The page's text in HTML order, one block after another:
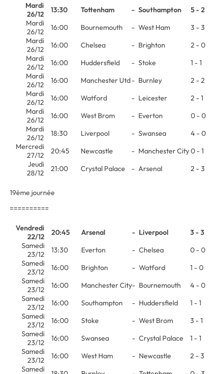
Mardi
26/12
13:30 Tottenham - Southampton
5 - 2
Mardi
26/12
16:00 Bournemouth - West Ham
3 - 3
Mardi
26/12
16:00 Chelsea - Brighton
2 - 0
Mardi
26/12
16:00 Huddersfield - Stoke
1 - 1
Mardi
26/12
16:00 Manchester Utd- Burnley
2 - 2
Mardi
26/12
16:00 Watford - Leicester
2 - 1
Mardi
26/12
16:00 West Brom - Everton
0 - 0
Mardi
26/12
18:30 Liverpool - Swansea
4 - 0
Mercredi
27/12
20:45 Newcastle - Manchester City0 - 1
Jeudi
28/12
21:00 Crystal Palace - Arsenal 2 - 3
19ème journée
==========
Vendredi
22/12
20:45 Arsenal - Liverpool
3 - 3
Samedi
23/12
13:30 Everton - Chelsea
0 - 0
Samedi
23/12
16:00 Brighton - Watford
1 - 0
Samedi
23/12
16:00 Manchester City- Bournemouth
4 - 0
Samedi
23/12
16:00 Southampton - Huddersfield
1 - 1
Samedi
23/12
16:00 Stoke - West Brom
3 - 1
Samedi
23/12
16:00 Swansea - Crystal Palace
1 - 1
Samedi
23/12
16:00 West Ham - Newcastle
2 - 3
Samedi